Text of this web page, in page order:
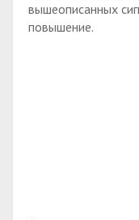
вышеописанных
повышение.